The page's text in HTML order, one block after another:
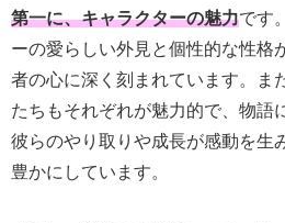
第一に、キャラクターの魅力です
ーの愛らしい外見と個性的な性格
者の心に深く刻まれています。ま
たちもそれぞれが魅力的で、物語
彼らのやり取りや成長が感動を生
豊かにしています。